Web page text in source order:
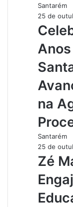
Santarém
25 de
na
Santarém
25 de
Zé